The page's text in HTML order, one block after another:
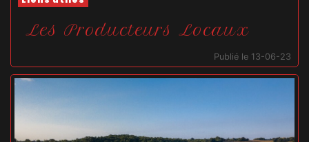
Les Producteurs Locaux
Publié le 13-06-23